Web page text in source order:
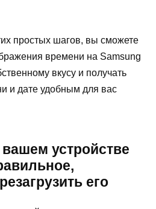
простых шагов, вы сможете
времени на Samsung
вкусу и получать
и дате удобным для вас
устройстве
его